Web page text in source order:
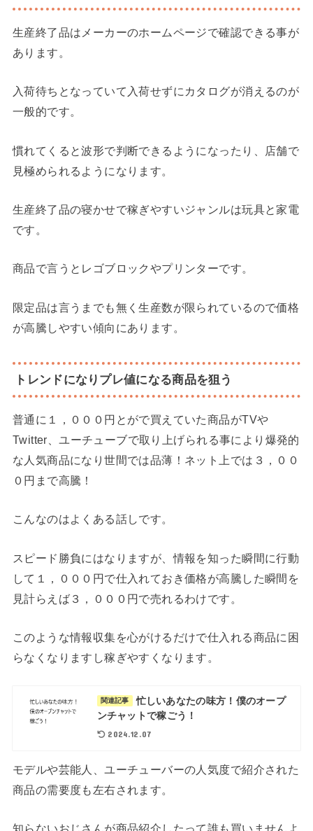
生産終了品はメーカーのホームページで確認できる事が
あります。
入荷待ちとなっていて入荷せずにカタログが消えるのが
一般的です。
慣れてくると波形で判断できるようになったり、店舗で
見極められるようになります。
生産終了品の寝かせで稼ぎやすいジャンルは玩具と家電
です。
商品で言うとレゴブロックやプリンターです。
限定品は言うまでも無く生産数が限られているので価格
が高騰しやすい傾向にあります。
トレンドになりプレ値になる商品を狙う
普通に１，０００円とがで買えていた商品がTVや
Twitter、ユーチューブで取り上げられる事により爆発的
な人気商品になり世間では品薄！ネット上では３，００
０円まで高騰！
こんなのはよくある話しです。
スピード勝負にはなりますが、情報を知った瞬間に行動
して１，０００円で仕入れておき価格が高騰した瞬間を
見計らえば３，０００円で売れるわけです。
このような情報収集を心がけるだけで仕入れる商品に困
らなくなりますし稼ぎやすくなります。
関連記事
忙しいあなたの味方！僕のオープ
ンチャットで稼ごう！
2024.12.07
モデルや芸能人、ユーチューバーの人気度で紹介された
商品の需要度も左右されます。
知らないおじさんが商品紹介したって誰も買いませんよ